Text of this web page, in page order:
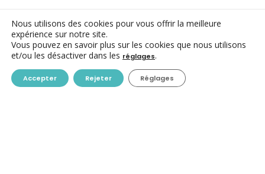
CONTACT
ACC ASBL
Nous utilisons des cookies pour vous offrir la meilleure
expérience sur notre site.
Vous pouvez en savoir plus sur les cookies que nous utilisons
et/ou les désactiver dans les réglages.
Accepter Rejeter Réglages